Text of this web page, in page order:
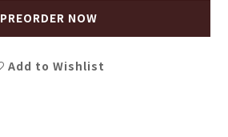
PREORDER NOW
Add to Wishlist